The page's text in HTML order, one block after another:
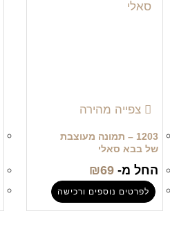
צפייה מהירה
1203 – תמונה מעוצבת
של בבא סאלי
החל מ- ₪69
לפרטים נוספים ורכישה